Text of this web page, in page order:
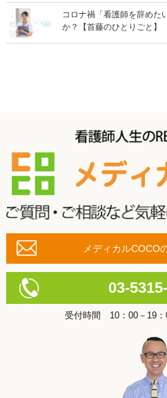
コロナ禍「看護師を辞めた
か？【首藤のひとりごと】
メディカルCOCO
03-
受付時間 10：00－19：